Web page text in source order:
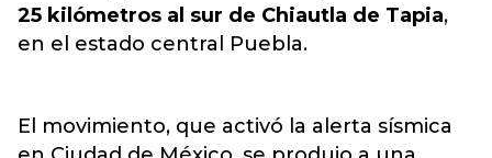
25 kilómetros al sur de Chiautla de Tapia,
en el estado central Puebla.
El movimiento, que activó la alerta sísmica